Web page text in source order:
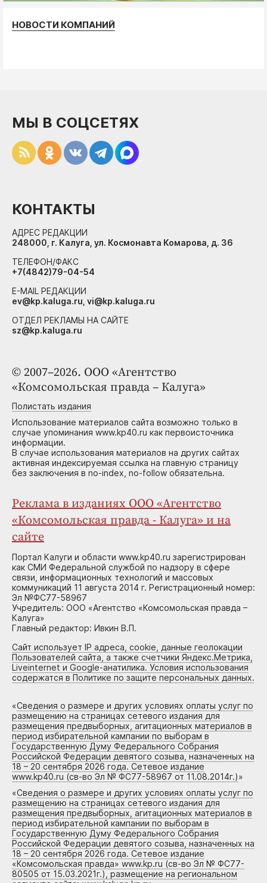
НОВОСТИ КОМПАНИЙ
© 2007–2026. ООО «Агентство
«Комсомольская правда – Калуга»
Полистать издания
Использование материалов сайта возможно только в
случае упоминания www.kp40.ru как первоисточника
информации.
В случае использования материалов на других сайтах
активная индексируемая ссылка на главную страницу
без заключения в no-index, no-follow обязательна.
Реклама в изданиях ООО «Агентство
«Комсомольская правда - Калуга» и на
сайте
Портал Калуги и области www.kp40.ru зарегистрирован
как СМИ Федеральной службой по надзору в сфере
связи, информационных технологий и массовых
коммуникаций 11 августа 2014 г. Регистрационный номер:
Эл №ФС77-58967
Учредитель: ООО «Агентство «Комсомольская правда –
Калуга»
Главный редактор: Ивкин В.П.
Сайт использует IP адреса, cookie, данные геолокации
Пользователей сайта, а также счетчики Яндекс.Метрика,
Liveinternet и Google-анатилика. Условия использования
содержатся в Политике по защите персональных данных.
«Сведения о размере и других условиях оплаты услуг по
размещению на страницах сетевого издания для
размещения предвыборных, агитационных материалов в
период избирательной кампании по выборам в
Государственную Думу Федерального Собрания
Российской Федерации девятого созыва, назначенных на
18 – 20 сентября 2026 года. Сетевое издание
www.kp40.ru (св-во Эл № ФС77-58967 от 11.08.2014г.)»
«Сведения о размере и других условиях оплаты услуг по
размещению на страницах сетевого издания для
размещения предвыборных, агитационных материалов в
период избирательной кампании по выборам в
Государственную Думу Федерального Собрания
Российской Федерации девятого созыва, назначенных на
18 – 20 сентября 2026 года. Сетевое издание
«Комсомольская правда» www.kp.ru (св-во Эл № ФС77-
80505 от 15.03.2021г.), размещение на региональном
МЫ В СОЦСЕТЯХ
КОНТАКТЫ
АДРЕС РЕДАКЦИИ
248000, г. Калуга, ул. Космонавта Комарова, д. 36
ТЕЛЕФОН/ФАКС
+7(4842)79-04-54
E-MAIL РЕДАКЦИИ
ev@kp.kaluga.ru, vi@kp.kaluga.ru
ОТДЕЛ РЕКЛАМЫ НА САЙТЕ
sz@kp.kaluga.ru